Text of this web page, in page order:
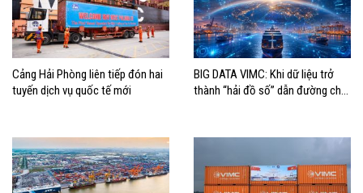
Cảng Hải Phòng liên tiếp đón hai
tuyến dịch vụ quốc tế mới
BIG DATA VIMC: Khi dữ liệu trở
thành “hải đồ số” dẫn đường cho